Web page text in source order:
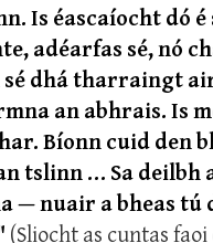
Is éascaíocht dó
adéarfas sé, nó
dhá tharraingt
an abhrais. Is
Bíonn cuid den
tslinn … Sa deilbh
— nuair a bheas tú
(Sliocht as cuntas